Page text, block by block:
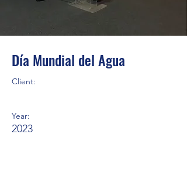
Día Mundial del Agua
Client:
Year:
2023